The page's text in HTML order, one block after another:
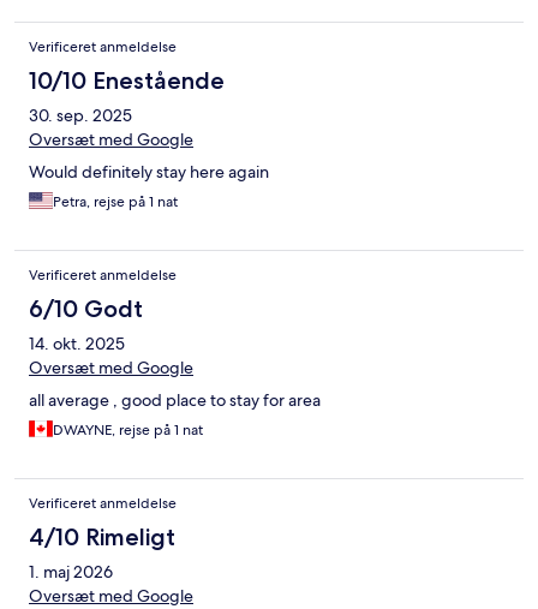
Verificeret anmeldelse
10/10 Enestående
30. sep. 2025
Oversæt med Google
Would definitely stay here again
Petra, rejse på 1 nat
Verificeret anmeldelse
6/10 Godt
14. okt. 2025
Oversæt med Google
all average , good place to stay for area
DWAYNE, rejse på 1 nat
Verificeret anmeldelse
4/10 Rimeligt
1. maj 2026
Oversæt med Google